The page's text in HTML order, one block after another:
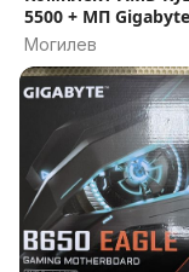
5500 + МП
K
Могилев